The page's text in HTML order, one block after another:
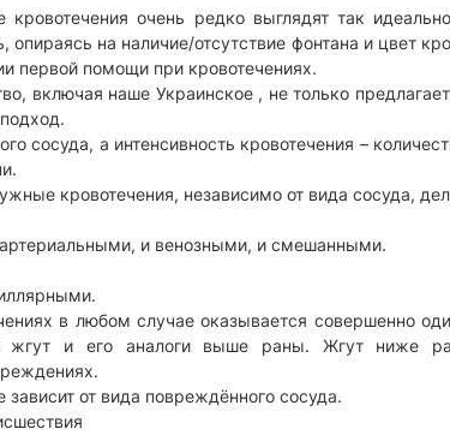
очень редко выглядят так
опираясь на наличие/отсутствие фонтана и цвет
первой помощи при кровотечениях.
включая наше Украинское , не только
сосуда, а интенсивность кровотечения –
кровотечения, независимо от вида сосуда,
и венозными, и смешанными.
в любом случае оказывается совершенно
жгут и его аналоги выше раны. Жгут ниже
от вида повреждённого сосуда.